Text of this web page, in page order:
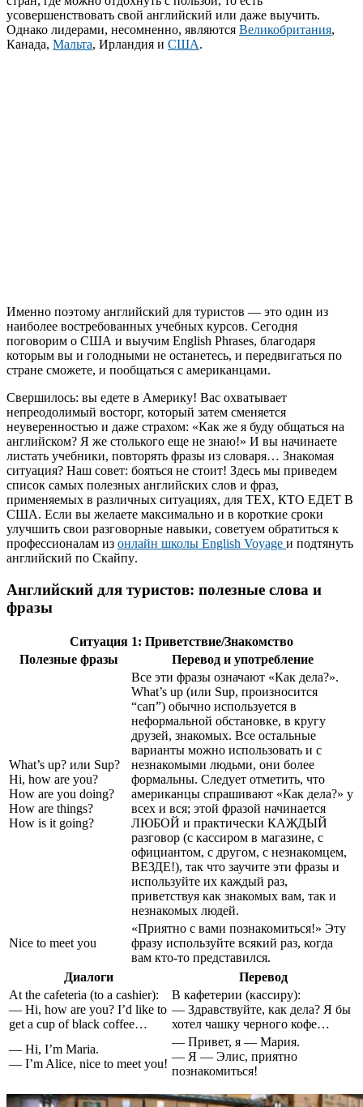
усовершенствовать свой английский или даже выучить.
Однако лидерами, несомненно, являются Великобритания,
Канада, Мальта, Ирландия и США.
Именно поэтому английский для туристов — это один из
наиболее востребованных учебных курсов. Сегодня
поговорим о США и выучим English Phrases, благодаря
которым вы и голодными не останетесь, и передвигаться по
стране сможете, и пообщаться с американцами.
Свершилось: вы едете в Америку! Вас охватывает
непреодолимый восторг, который затем сменяется
неуверенностью и даже страхом: «Как же я буду общаться на
английском? Я же столького еще не знаю!» И вы начинаете
листать учебники, повторять фразы из словаря… Знакомая
ситуация? Наш совет: бояться не стоит! Здесь мы приведем
список самых полезных английских слов и фраз,
применяемых в различных ситуациях, для ТЕХ, КТО ЕДЕТ В
США. Если вы желаете максимально и в короткие сроки
улучшить свои разговорные навыки, советуем обратиться к
профессионалам из онлайн школы English Voyage и подтянуть
английский по Скайпу.
Английский для туристов: полезные слова и
фразы
Ситуация 1: Приветствие/Знакомство
Полезные фразы
Перевод и употребление
What’s up? или Sup?
Hi, how are you?
How are you doing?
How are things?
How is it going?
Все эти фразы означают «Как дела?».
What’s up (или Sup, произносится
“сап”) обычно используется в
неформальной обстановке, в кругу
друзей, знакомых. Все остальные
варианты можно использовать и с
незнакомыми людьми, они более
формальны. Следует отметить, что
американцы спрашивают «Как дела?» у
всех и вся; этой фразой начинается
ЛЮБОЙ и практически КАЖДЫЙ
разговор (с кассиром в магазине, с
официантом, с другом, с незнакомцем,
ВЕЗДЕ!), так что заучите эти фразы и
используйте их каждый раз,
приветствуя как знакомых вам, так и
незнакомых людей.
Nice to meet you
«Приятно с вами познакомиться!» Эту
фразу используйте всякий раз, когда
вам кто-то представился.
Диалоги
Перевод
At the cafeteria (to a cashier):
— Hi, how are you? I’d like to
get a cup of black coffee…
В кафетерии (кассиру):
— Здравствуйте, как дела? Я бы
хотел чашку черного кофе…
— Hi, I’m Maria.
— I’m Alice, nice to meet you!
— Привет, я — Мария.
— Я — Элис, приятно
познакомиться!